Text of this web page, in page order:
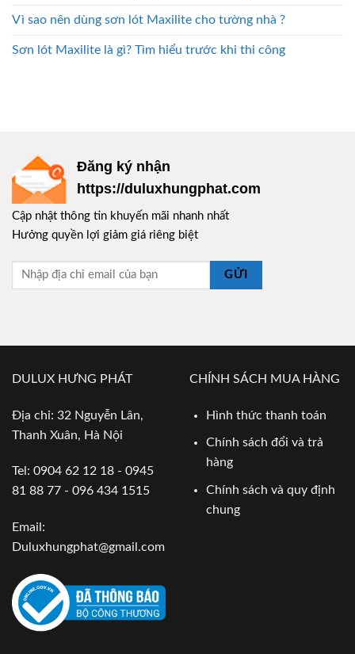
Vì sao nên dùng sơn lót Maxilite cho tường nhà ?
Sơn lót Maxilite là gì? Tìm hiểu trước khi thi công
Đăng ký nhận
https://duluxhungphat.com
Cập nhật thông tin khuyến mãi nhanh nhất
Hưởng quyền lợi giảm giá riêng biệt
GỬI
DULUX HƯNG PHÁT
Địa chỉ: 32 Nguyễn Lân,
Thanh Xuân, Hà Nội
Tel: 0904 62 12 18 - 0945
81 88 77 - 096 434 1515
Email:
Duluxhungphat@gmail.com
CHÍNH SÁCH MUA HÀNG
Hình thức thanh toán
Chính sách đổi và trả
hàng
Chính sách và quy định
chung